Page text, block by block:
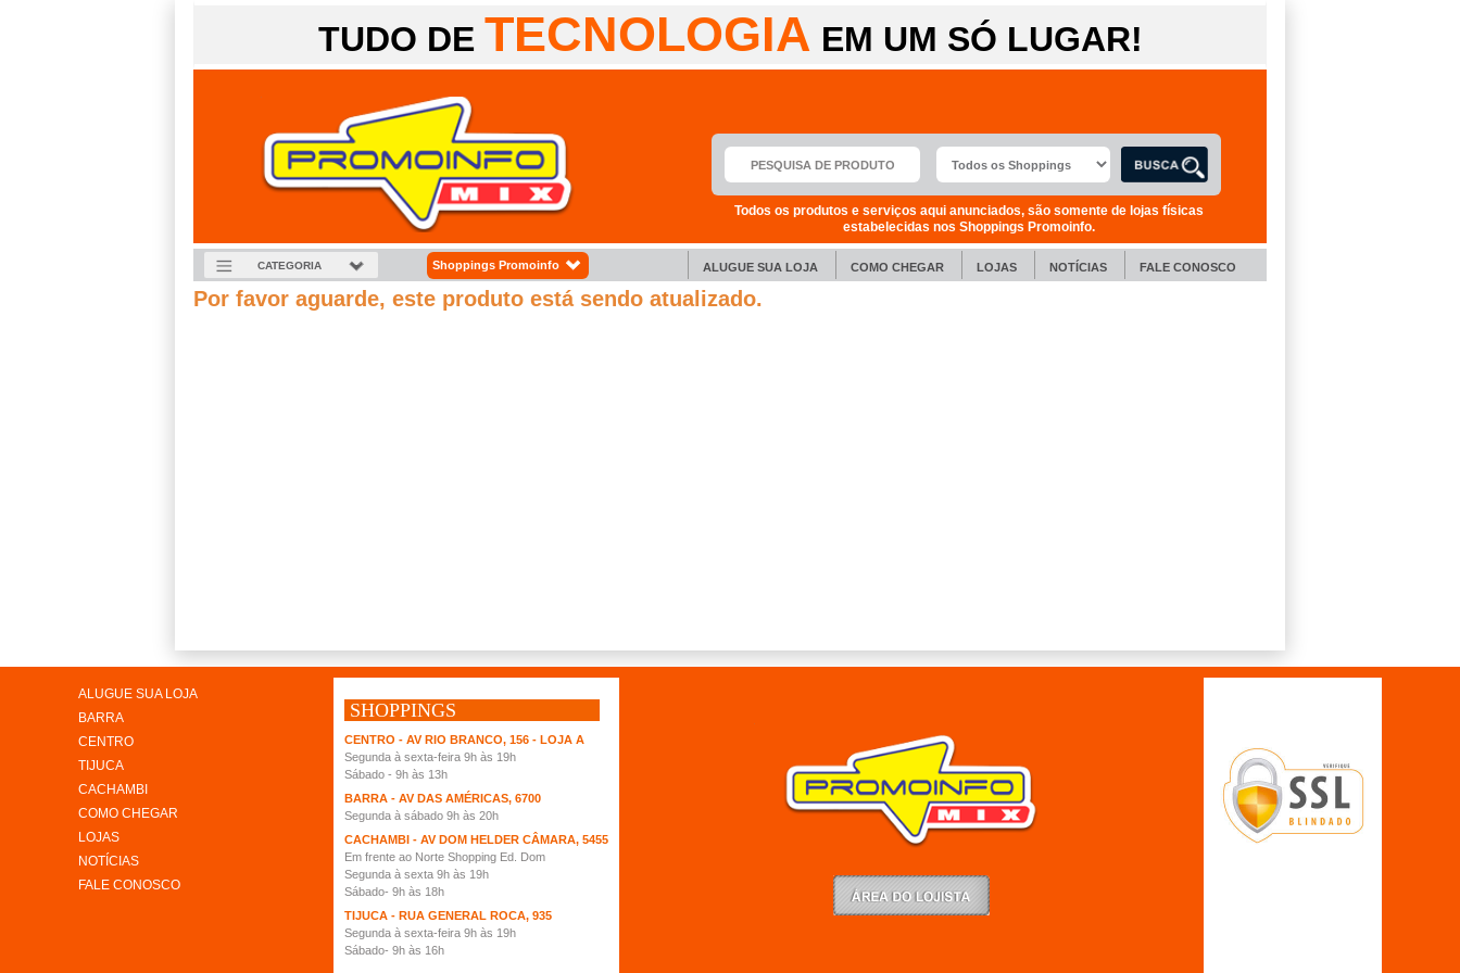
TUDO DE TECNOLOGIA EM UM SÓ LUGAR!
Todos os produtos e serviços aqui anunciados, são somente de lojas físicas
estabelecidas nos Shoppings Promoinfo.
CATEGORIA Shoppings Promoinfo ALUGUE SUA LOJA COMO CHEGAR LOJAS NOTÍCIAS FALE CONOSCO
Por favor aguarde, este produto está sendo atualizado.
ALUGUE SUA LOJA
BARRA
CENTRO
TIJUCA
CACHAMBI
COMO CHEGAR
LOJAS
NOTÍCIAS
FALE CONOSCO
SHOPPINGS
CENTRO - AV RIO BRANCO, 156 - LOJA A
Segunda à sexta-feira 9h às 19h
Sábado - 9h às 13h
BARRA - AV DAS AMÉRICAS, 6700
Segunda à sábado 9h às 20h
CACHAMBI - AV DOM HELDER CÂMARA, 5455
Em frente ao Norte Shopping Ed. Dom
Segunda à sexta 9h às 19h
Sábado- 9h às 18h
TIJUCA - RUA GENERAL ROCA, 935
Segunda à sexta-feira 9h às 19h
Sábado- 9h às 16h